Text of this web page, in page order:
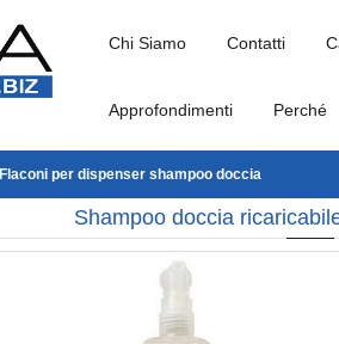
Chi Siamo Contatti
Approfondimenti Perché
Flaconi per dispenser shampoo doccia
Shampoo doccia